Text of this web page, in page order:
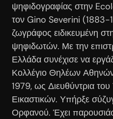
ψηφιδογραφίας στην
τον Gino Severini (1883-
ζωγράφος ειδικευμένη
ψηφιδωτών. Με την
Ελλάδα συνέχισε να
Κολλέγιο Θηλέων
1979, ως Διευθύντρια
Εικαστικών. Υπήρξε
Ορφανού. Έχει